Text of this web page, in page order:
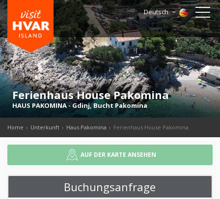
Deutsch
Ferienhaus House Pakomina
HAUS PAKOMINA - Gdinj,Bucht Pakomina
Home Unterkunft Haus Pakomina Ferienhaus House Pakomina
AUF DER KARTE ANSEHEN
Buchungsanfrage